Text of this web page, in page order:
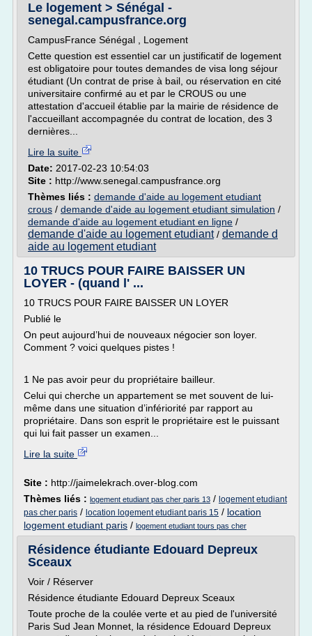
Le logement > Sénégal -
senegal.campusfrance.org
CampusFrance Sénégal , Logement
Cette question est essentiel car un justificatif de logement
est obligatoire pour toutes demandes de visa long séjour
étudiant (Un contrat de prise à bail, ou réservation en cité
universitaire confirmé au et par le CROUS ou une
attestation d'accueil établie par la mairie de résidence de
l'accueillant accompagnée du contrat de location, des 3
dernières...
Lire la suite
Date: 2017-02-23 10:54:03
Site : http://www.senegal.campusfrance.org
Thèmes liés : demande d'aide au logement etudiant
crous / demande d'aide au logement etudiant simulation /
demande d'aide au logement etudiant en ligne /
demande d'aide au logement etudiant/ demande d
aide au logement etudiant
10 TRUCS POUR FAIRE BAISSER UN
LOYER - (quand l' ...
10 TRUCS POUR FAIRE BAISSER UN LOYER
Publié le
On peut aujourd’hui de nouveaux négocier son loyer.
Comment ? voici quelques pistes !
1 Ne pas avoir peur du propriétaire bailleur.
Celui qui cherche un appartement se met souvent de lui-
même dans une situation d’infériorité par rapport au
propriétaire. Dans son esprit le propriétaire est le puissant
qui lui fait passer un examen...
Lire la suite
Site : http://jaimelekrach.over-blog.com
Thèmes liés : logement etudiant pas cher paris 13 / logement etudiant
pas cher paris / location logement etudiant paris 15 / location
logement etudiant paris / logement etudiant tours pas cher
Résidence étudiante Edouard Depreux
Sceaux
Voir / Réserver
Résidence étudiante Edouard Depreux Sceaux
Toute proche de la coulée verte et au pied de l'université
Paris Sud Jean Monnet, la résidence Edouard Depreux